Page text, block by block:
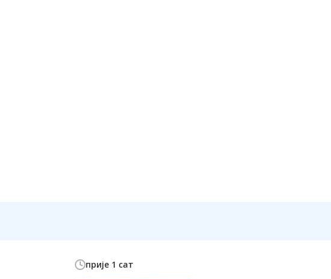
прије 1 сат